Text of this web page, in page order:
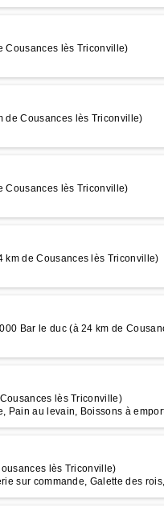
Cousances lès Triconville)
de Cousances lès Triconville)
Cousances lès Triconville)
km de Cousances lès Triconville)
Bar le duc (à 24 km de
lès Triconville)
Pain au levain, Boissons à
lès Triconville)
sur commande, Galette des